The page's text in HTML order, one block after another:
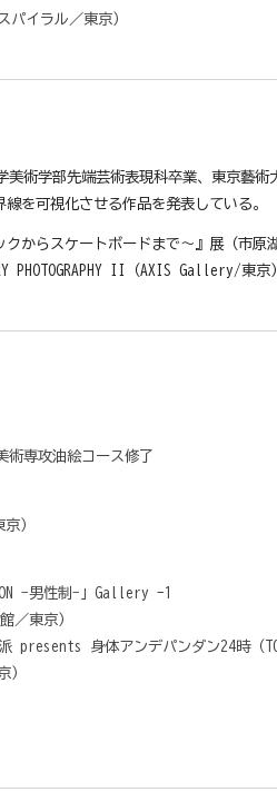
イラル／東京）
美術学部先端芸術表現科卒業、東京藝
を可視化させる作品を発表している。
からスケートボードまで～』展（市
II（AXIS Gallery/東京）
専攻油絵コース修了
）
−男性制−」Gallery -1
／東京）
presents 身体アンデパンダン24時（
）